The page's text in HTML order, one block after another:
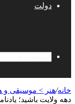
دولت
خانه/هنر > موسیقی و
دهه ولایت باشید؛